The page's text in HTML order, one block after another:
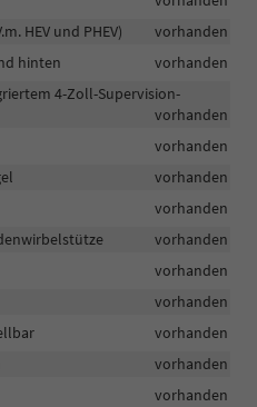
HEV und PHEV)
vorhanden
hinten
vorhanden
4-Zoll-Supervision-
vorhanden
vorhanden
vorhanden
vorhanden
vorhanden
vorhanden
vorhanden
vorhanden
vorhanden
vorhanden